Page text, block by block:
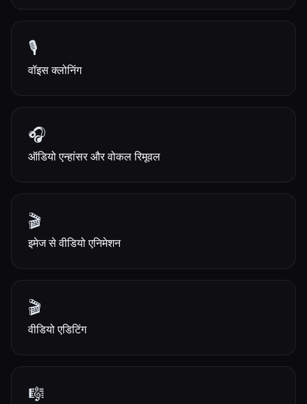
🎙️
वॉइस क्लोनिंग
🎧
ऑडियो एन्हांसर और वोकल रिमूवल
🎬
इमेज से वीडियो एनिमेशन
🎬
वीडियो एडिटिंग
🎼